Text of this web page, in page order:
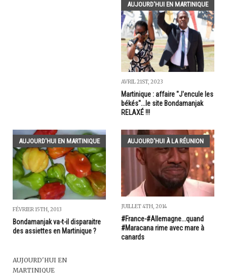
AUJOURD'HUI EN MARTINIQUE
AVRIL 21ST, 2023
Martinique : affaire "J'encule les
békés"...le site Bondamanjak
RELAXÉ !!!
AUJOURD'HUI EN MARTINIQUE
FÉVRIER 15TH, 2013
Bondamanjak va-t-il disparaitre
des assiettes en Martinique ?
AUJOURD'HUI À LA RÉUNION
JUILLET 4TH, 2014
#France-#Allemagne...quand
#Maracana rime avec mare à
canards
AUJOURD'HUI EN
MARTINIQUE